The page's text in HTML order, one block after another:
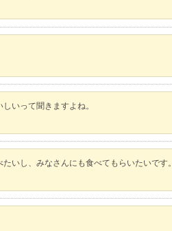
いって聞きますよね。
いし、みなさんにも食べてもらいたいです。